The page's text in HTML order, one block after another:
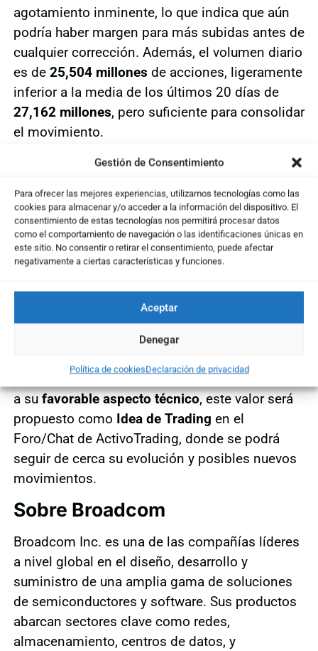
Gestión de Consentimiento
Para ofrecer las mejores experiencias, utilizamos tecnologías como las
cookies para almacenar y/o acceder a la información del dispositivo. El
consentimiento de estas tecnologías nos permitirá procesar datos
como el comportamiento de navegación o las identificaciones únicas en
este sitio. No consentir o retirar el consentimiento, puede afectar
negativamente a ciertas características y funciones.
Aceptar
Denegar
Política de cookiesDeclaración de privacidad
agotamiento inminente, lo que indica que aún
podría haber margen para más subidas antes de
cualquier corrección. Además, el volumen diario
es de 25,504 millones de acciones, ligeramente
inferior a la media de los últimos 20 días de
27,162 millones, pero suficiente para consolidar
el movimiento.
Conclusión: Broadcom en
subida libre, oportunidad de
trading
El gráfico diario de Broadcom refleja una
excelente oportunidad para aquellos
patrón alcista consolidado
de niveles clave, las perspectivas técnicas son
claramente favorables. Broadcom ha entrado en
traders a plantearse estrategias alcistas. Debido
a sufavorable aspecto técnico, este valor será
propuesto como Idea de Trading en el
Foro/Chat de ActivoTrading, donde se podrá
seguir de cerca su evolución y posibles nuevos
movimientos.
Sobre Broadcom
Broadcom Inc. es una de las compañías líderes
a nivel global en el diseño, desarrollo y
suministro de una amplia gama de soluciones
de semiconductores y software. Sus productos
abarcan sectores clave como redes,
almacenamiento, centros de datos, y